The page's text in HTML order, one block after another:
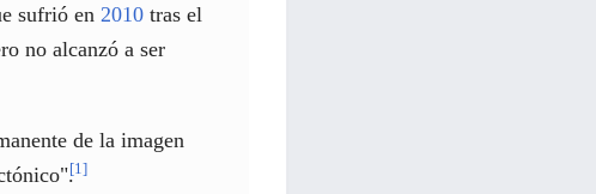
sufrió en 2010 tras el
no alcanzó a ser
de la imagen
[1]